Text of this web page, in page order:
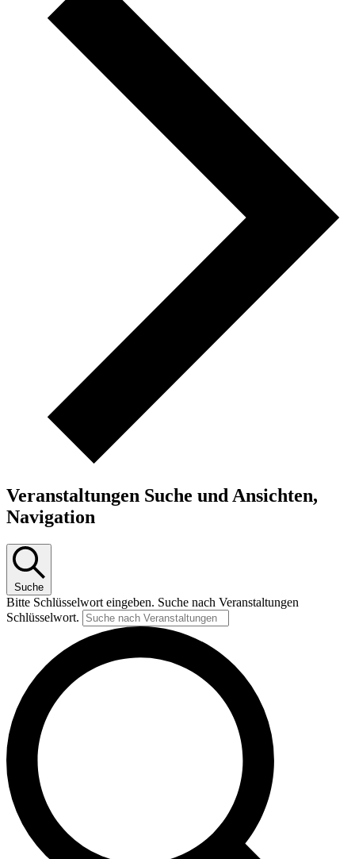
Veranstaltungen Suche und Ansichten,
Navigation
Suche
Bitte Schlüsselwort eingeben. Suche nach Veranstaltungen
Schlüsselwort.